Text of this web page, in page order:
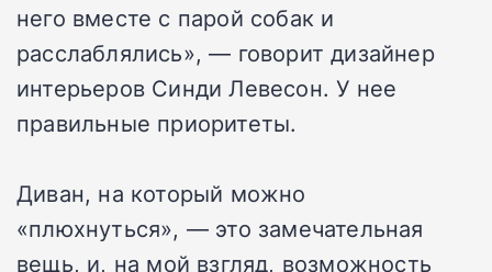
него вместе с парой собак и
расслаблялись», — говорит дизайнер
интерьеров Синди Левесон. У нее
правильные приоритеты.
Диван, на который можно
«плюхнуться», — это замечательная
вещь, и, на мой взгляд, возможность